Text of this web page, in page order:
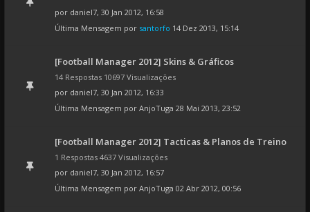
por daniel7, 30 Jan 2012, 16:58
Última Mensagem por santorfo 14 Dez 2013, 15:14
[Football Manager 2012] Skins & Gráficos
14 Respostas 10697 Visualizações
por daniel7, 30 Jan 2012, 16:33
Última Mensagem por AnjoTuga 28 Mai 2013, 23:52
[Football Manager 2012] Tacticas & Planos de Treino
1 Respostas 4637 Visualizações
por daniel7, 30 Jan 2012, 16:57
Última Mensagem por AnjoTuga 02 Abr 2012, 00:56